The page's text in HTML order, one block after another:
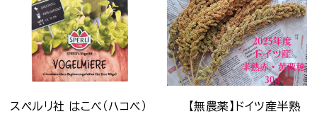
スペルリ社 はこべ（ハコベ）
【無農薬】ドイツ産半熟